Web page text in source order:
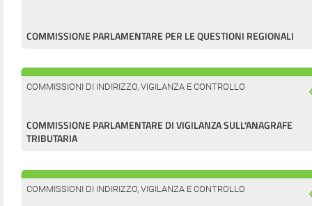
COMMISSIONE PARLAMENTARE PER LE QUESTIONI REGIONALI
COMMISSIONI DI INDIRIZZO, VIGILANZA E CONTROLLO
COMMISSIONE PARLAMENTARE DI VIGILANZA SULL'ANAGRAFE
TRIBUTARIA
COMMISSIONI DI INDIRIZZO, VIGILANZA E CONTROLLO